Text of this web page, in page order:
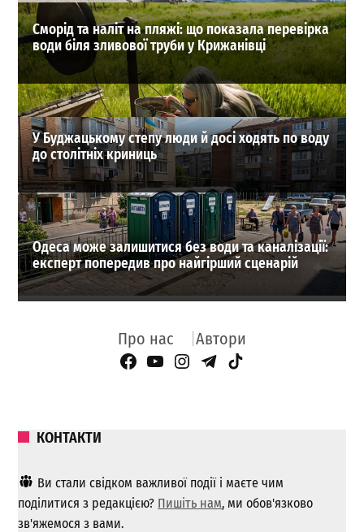
Сморід та наліт на пляжі: що показала перевірка
води біля зливової труби у Крижанівці
У Буджацькому степу люди й досі ходять по воду
до столітніх криниць
Одеса може залишитися без води та каналізації:
експерт попередив про найгірший сценарій
Про нас Автори
Facebook Page
YouTube
Instagram
Telegram
TikTok
КОНТАКТИ
Ви стали свідком важливої ​​події і маєте чим
поділитися з редакцією? Пишіть нам, ми обов'язково
зв'яжемося з вами.